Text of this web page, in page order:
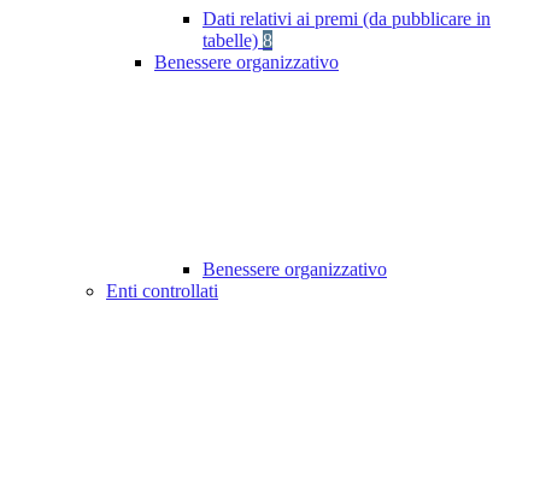
Dati relativi ai premi (da pubblicare in
tabelle) 8
Benessere organizzativo
Benessere organizzativo
Enti controllati